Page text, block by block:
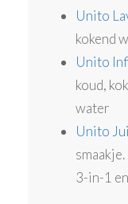
Unito
kokend
Unito
koud,
water
Unito
3-in-1